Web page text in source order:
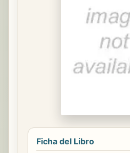
Ficha del Libro